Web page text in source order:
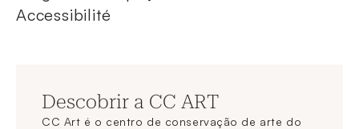
Accessibilité
Descobrir a CC ART
CC Art é o centro de conservação de arte do